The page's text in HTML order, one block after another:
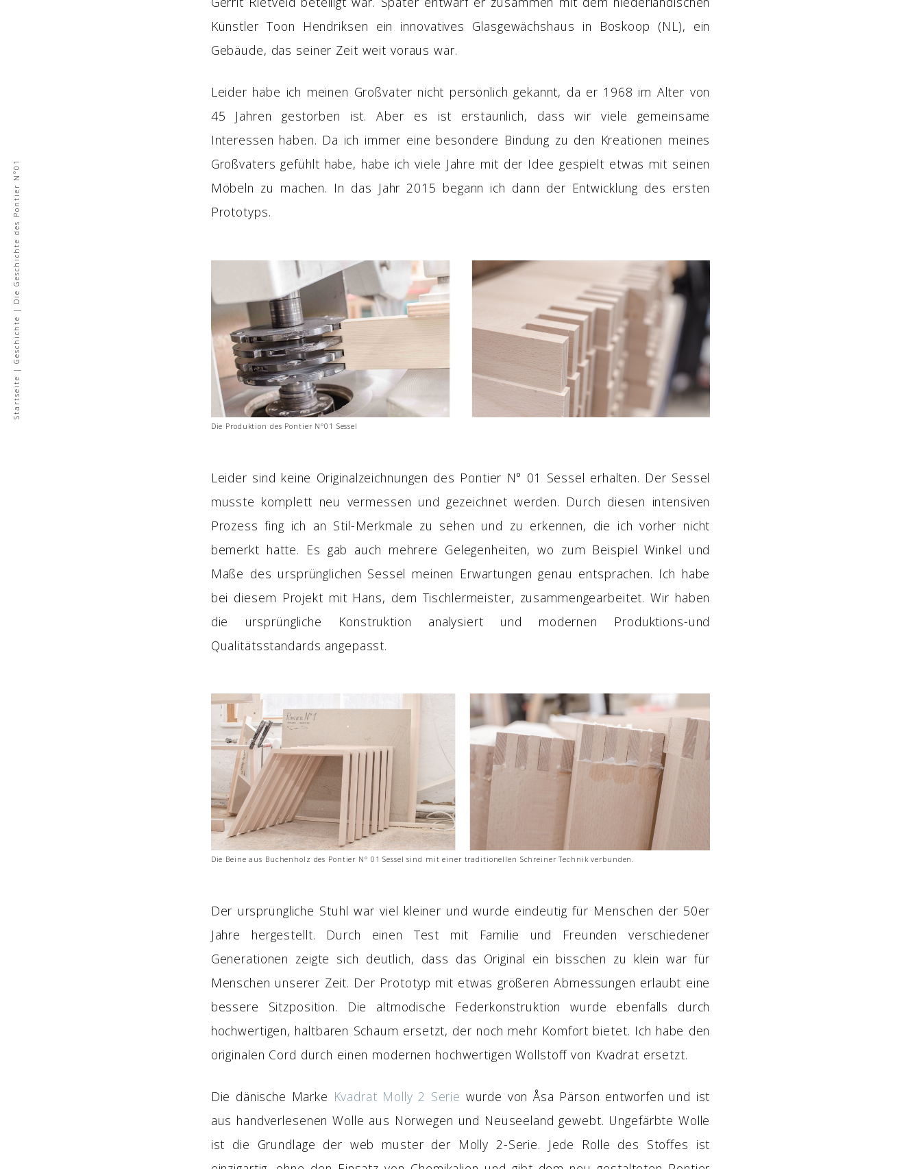
Startseite
|
Geschichte
|
D
i
e
G
s
c
h
i
c
h
t
e
d
e
s
P
o
n
t
i
e
r
N
°
0
1
S
e
s
s
e
l
Künstler Toon Hendriksen ein innovatives Glasgewächshaus in Boskoop (NL), ein
Gebäude, das seiner Zeit weit voraus war.
Leider habe ich meinen Großvater nicht persönlich gekannt, da er 1968 im Alter von
45 Jahren gestorben ist. Aber es ist erstaunlich, dass wir viele gemeinsame
Interessen haben. Da ich immer eine besondere Bindung zu den Kreationen meines
Großvaters gefühlt habe, habe ich viele Jahre mit der Idee gespielt etwas mit seinen
Möbeln zu machen. In das Jahr 2015 begann ich dann der Entwicklung des ersten
Prototyps.
Die Produktion des Pontier N°01 Sessel
Leider sind keine Originalzeichnungen des Pontier N° 01 Sessel erhalten. Der Sessel
musste komplett neu vermessen und gezeichnet werden. Durch diesen intensiven
Prozess fing ich an Stil-Merkmale zu sehen und zu erkennen, die ich vorher nicht
bemerkt hatte. Es gab auch mehrere Gelegenheiten, wo zum Beispiel Winkel und
Maße des ursprünglichen Sessel meinen Erwartungen genau entsprachen. Ich habe
bei diesem Projekt mit Hans, dem Tischlermeister, zusammengearbeitet. Wir haben
die ursprüngliche Konstruktion analysiert und modernen Produktions-und
Qualitätsstandards angepasst.
Die Beine aus Buchenholz des Pontier N° 01 Sessel sind mit einer traditionellen Schreiner Technik verbunden.
Der ursprüngliche Stuhl war viel kleiner und wurde eindeutig für Menschen der 50er
Jahre hergestellt. Durch einen Test mit Familie und Freunden verschiedener
Generationen zeigte sich deutlich, dass das Original ein bisschen zu klein war für
Menschen unserer Zeit. Der Prototyp mit etwas größeren Abmessungen erlaubt eine
bessere Sitzposition. Die altmodische Federkonstruktion wurde ebenfalls durch
hochwertigen, haltbaren Schaum ersetzt, der noch mehr Komfort bietet. Ich habe den
originalen Cord durch einen modernen hochwertigen Wollstoff von Kvadrat ersetzt.
Die dänische Marke Kvadrat Molly 2 Serie wurde von Åsa Pärson entworfen und ist
aus handverlesenen Wolle aus Norwegen und Neuseeland gewebt. Ungefärbte Wolle
ist die Grundlage der web muster der Molly 2-Serie. Jede Rolle des Stoffes ist